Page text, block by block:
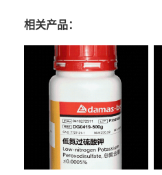
相关产品：